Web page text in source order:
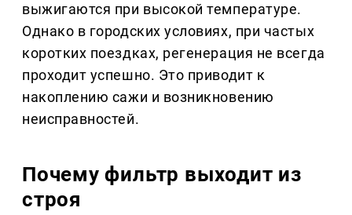
выжигаются при высокой температуре.
Однако в городских условиях, при частых
коротких поездках, регенерация не всегда
проходит успешно. Это приводит к
накоплению сажи и возникновению
неисправностей.
Почему фильтр выходит из
строя